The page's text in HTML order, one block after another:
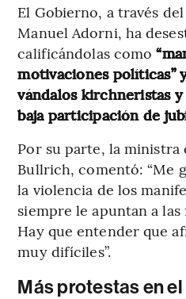
El Gobierno, a través
Manuel Adorni, ha
calificándolas como
motivaciones políticas”
vándalos kirchneristas
baja participación de
Por su parte, la ministra
Bullrich, comentó: “Me
la violencia de los
siempre le apuntan a
Hay que entender que
muy difíciles”.
Más protestas en